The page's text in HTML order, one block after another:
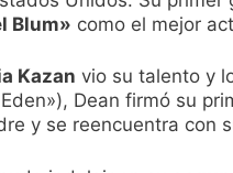
Blum» como el mejor
Kazan vio su talento y
Dean firmó su
y se reencuentra con